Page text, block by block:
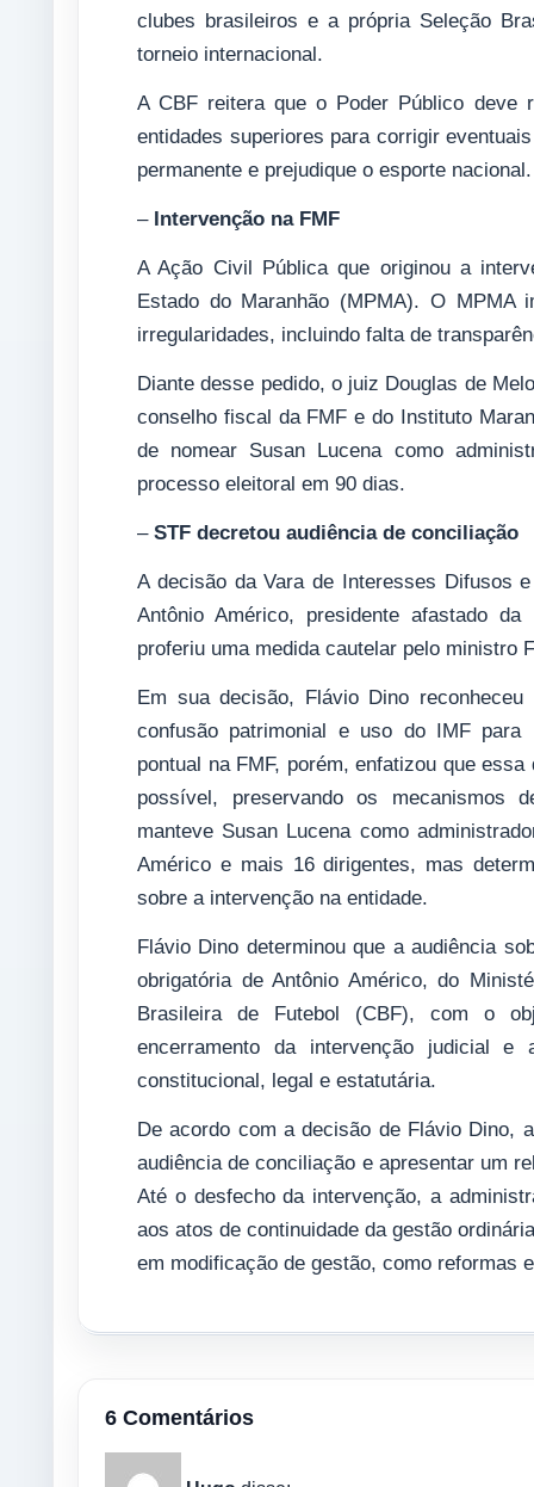
clubes brasileiros e a própria Seleção
torneio internacional.
A CBF reitera que o Poder Público deve
entidades superiores para corrigir
permanente e prejudique o esporte nacional.
– Intervenção na FMF
A Ação Civil Pública que originou a
Estado do Maranhão (MPMA). O
irregularidades, incluindo falta de
Diante desse pedido, o juiz Douglas de
conselho fiscal da FMF e do Instituto
de nomear Susan Lucena como
processo eleitoral em 90 dias.
– STF decretou audiência de conciliação
A decisão da Vara de Interesses Difusos
Antônio Américo, presidente afastado
proferiu uma medida cautelar pelo ministro
Em sua decisão, Flávio Dino
confusão patrimonial e uso do IMF
pontual na FMF, porém, enfatizou que
possível, preservando os mecanismos
manteve Susan Lucena como
Américo e mais 16 dirigentes, mas
sobre a intervenção na entidade.
Flávio Dino determinou que a audiência
obrigatória de Antônio Américo, do
Brasileira de Futebol (CBF), com o
encerramento da intervenção judicial
constitucional, legal e estatutária.
De acordo com a decisão de Flávio Dino,
audiência de conciliação e apresentar um
Até o desfecho da intervenção, a
aos atos de continuidade da gestão
em modificação de gestão, como reformas
6 Comentários